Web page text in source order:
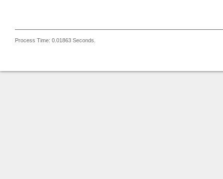
Process Time: 0.01863 Seconds.